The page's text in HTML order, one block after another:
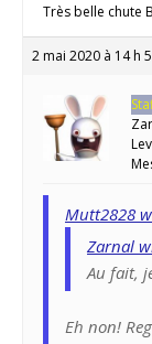
Très belle chute
2 mai 2020 à 14 h
Mutt2828
Zarnal
Au fait,
Eh non!